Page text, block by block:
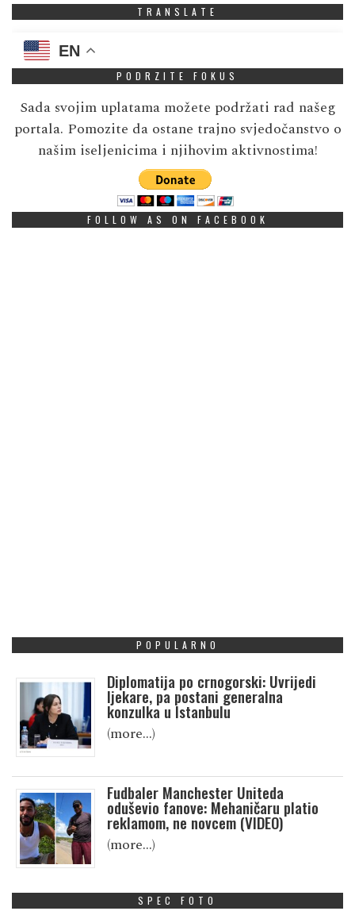
TRANSLATE
EN
PODRZITE FOKUS
Sada svojim uplatama možete podržati rad našeg
portala. Pomozite da ostane trajno svjedočanstvo o
našim iseljenicima i njihovim aktivnostima!
FOLLOW AS ON FACEBOOK
POPULARNO
Diplomatija po crnogorski: Uvrijedi
ljekare, pa postani generalna
konzulka u Istanbulu
(more…)
Fudbaler Manchester Uniteda
oduševio fanove: Mehaničaru platio
reklamom, ne novcem (VIDEO)
(more…)
SPEC FOTO